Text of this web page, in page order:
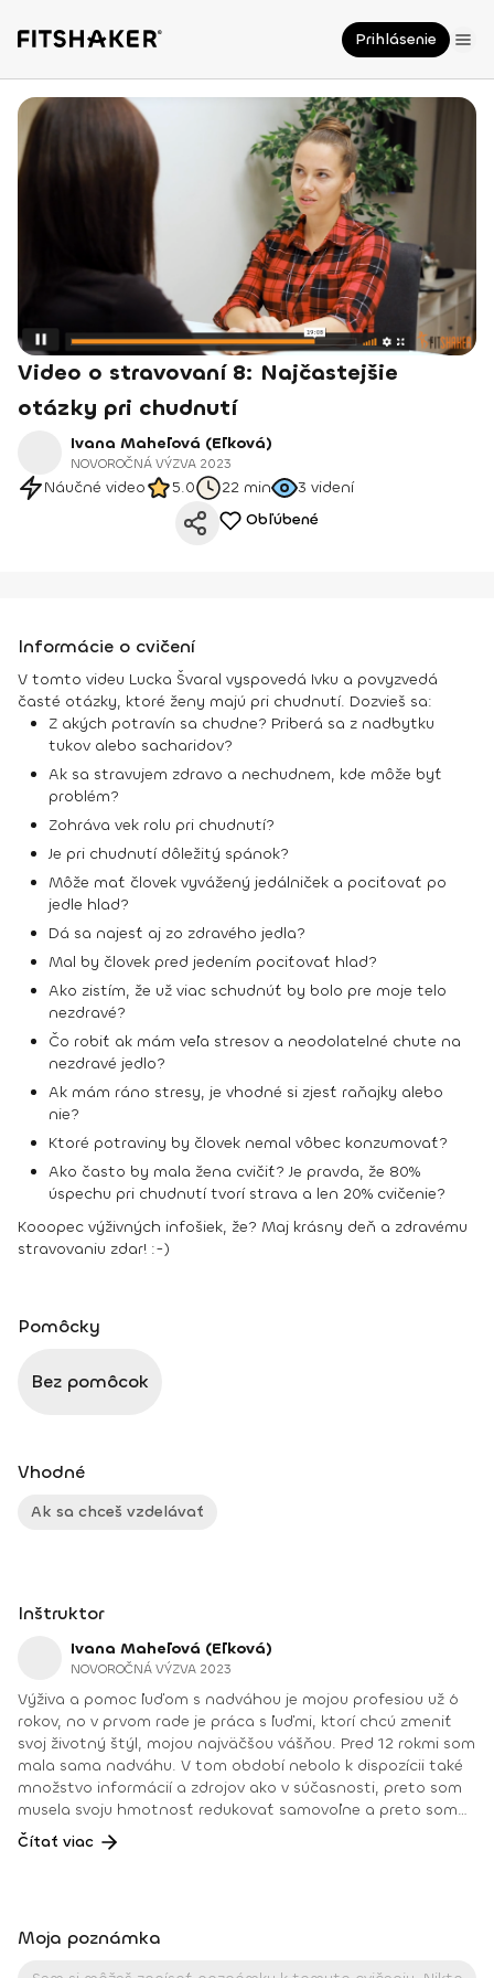
Prihlásenie
Video o stravovaní 8: Najčastejšie
otázky pri chudnutí
Ivana Maheľová (Eľková)
NOVOROČNÁ VÝZVA 2023
Náučné video 5.0 22 min 3 videní
Obľúbené
Informácie o cvičení
V tomto videu Lucka Švaral vyspovedá Ivku a povyzvedá
časté otázky, ktoré ženy majú pri chudnutí. Dozvieš sa:
Z akých potravín sa chudne? Priberá sa z nadbytku
tukov alebo sacharidov?
Ak sa stravujem zdravo a nechudnem, kde môže byť
problém?
Zohráva vek rolu pri chudnutí?
Je pri chudnutí dôležitý spánok?
Môže mať človek vyvážený jedálniček a pociťovať po
jedle hlad?
Dá sa najesť aj zo zdravého jedla?
Mal by človek pred jedením pociťovať hlad?
Ako zistím, že už viac schudnúť by bolo pre moje telo
nezdravé?
Čo robiť ak mám veľa stresov a neodolatelné chute na
nezdravé jedlo?
Ak mám ráno stresy, je vhodné si zjesť raňajky alebo
nie?
Ktoré potraviny by človek nemal vôbec konzumovať?
Ako často by mala žena cvičiť? Je pravda, že 80%
úspechu pri chudnutí tvorí strava a len 20% cvičenie?
Kooopec výživných infošiek, že? Maj krásny deň a zdravému
stravovaniu zdar! :-)
Pomôcky
Bez pomôcok
Vhodné
Ak sa chceš vzdelávať
Inštruktor
Ivana Maheľová (Eľková)
NOVOROČNÁ VÝZVA 2023
Výživa a pomoc ľuďom s nadváhou je mojou profesiou už 6
rokov, no v prvom rade je práca s ľuďmi, ktorí chcú zmeniť
svoj životný štýl, mojou najväčšou vášňou. Pred 12 rokmi som
mala sama nadváhu. V tom období nebolo k dispozícii také
množstvo informácií a zdrojov ako v súčasnosti, preto som
musela svoju hmotnosť redukovať samovoľne a preto som
začala študovať, skúšať a vzdelávať sa. Mnohokrát som
zažila s chudnutím úspech, no aj veľa pádov a sklamaní.
prestávkami zistila, ako váhu zredukovať natrvalo a udržať si
Čítať viac
Moja poznámka